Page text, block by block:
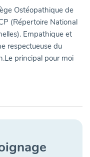
Ostéopathique de
(Répertoire National
Empathique et
respectueuse du
principal pour moi